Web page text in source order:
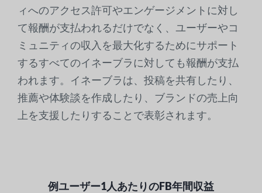
ィへのアクセス許可やエンゲージメントに対し
て報酬が支払われるだけでなく、ユーザーやコ
ミュニティの収入を最大化するためにサポート
するすべてのイネーブラに対しても報酬が支払
われます。イネーブラは、投稿を共有したり、
推薦や体験談を作成したり、ブランドの売上向
上を支援したりすることで表彰されます。
例ユーザー1人あたりのFB年間収益